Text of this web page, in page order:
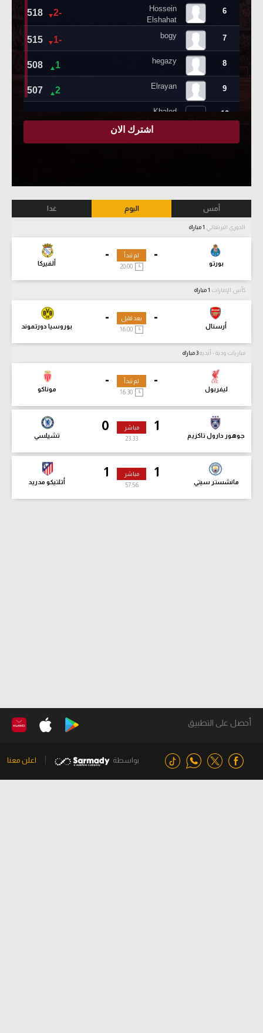
أمس اليوم غدا
الدوري البرتغالي
-
بورتو
-
ألفيركا
لم تبدأ
كأس الإمارات
-
أرسنال
-
بوروسيا دورتموند
بعد قليل
مباريات ودية - أندية
-
ليفربول
-
موناكو
لم تبدأ
1
جوهور دارول تاكزيم
0
تشيلسي
مباشر
23:34
1
مانشستر سيتي
1
أتلتيكو مدريد
مباشر
57:57
أحصل على التطبيق
بواسطة اعلن معنا